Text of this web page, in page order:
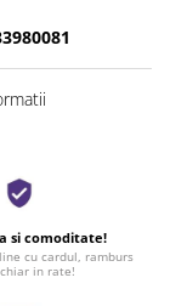
si comoditate!
cu cardul, ramburs
in rate!